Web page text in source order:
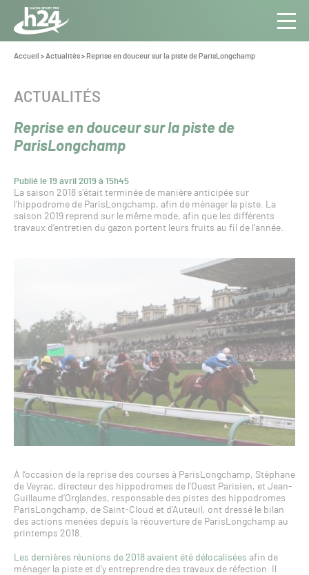
Panneau de gestion des cookies
Aller au contenu
Toute
l’info
Pro
Vous
Accueil >Actualités> Reprise en douceur sur la piste de ParisLongchamp
Reprise en douceur sur la piste de
ParisLongchamp
Publié le 19 avril 2019 à 15h45
CATÉGORIE :
ACTUALITÉS
La saison 2018 s’était terminée de manière anticipée sur
l’hippodrome de ParisLongchamp, afin de ménager la piste. La
saison 2019 reprend sur le même mode, afin que les différents
travaux d’entretien du gazon portent leurs fruits au fil de l’année.
À l’occasion de la reprise des courses à ParisLongchamp, Stéphane
de Veyrac, directeur des hippodromes de l’Ouest Parisien, et Jean-
Guillaume d’Orglandes, responsable des pistes des hippodromes
ParisLongchamp, de Saint-Cloud et d’Auteuil, ont dressé le bilan
des actions menées depuis la réouverture de ParisLongchamp au
printemps 2018.
Les dernières réunions de 2018 avaient été délocalisées afin de
ménager la piste et d’y entreprendre des travaux de réfection. Il